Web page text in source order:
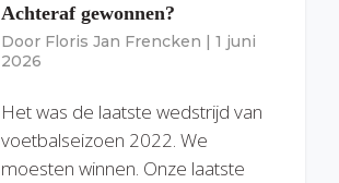
Achteraf gewonnen?
Door Floris Jan Frencken | 1 juni
2026
Het was de laatste wedstrijd van
voetbalseizoen 2022. We
moesten winnen. Onze laatste